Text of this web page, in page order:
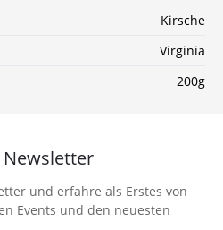
Kirsche
Virginia
200g
und Zubehör – alles,
Shisha-Erlebnis brauchst!
Liquid, Kohle und Xkah
und erfahre als Erstes von
Events und den neuesten